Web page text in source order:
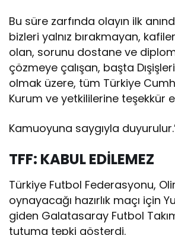
Bu süre zarfında olayın ilk
bizleri yalnız bırakmayan,
olan, sorunu dostane ve
çözmeye çalışan, başta Dışişleri
olmak üzere, tüm Türkiye
Kurum ve yetkililerine teşekkür
Kamuoyuna saygıyla
TFF: KABUL EDİLEMEZ
Türkiye Futbol Federasyonu,
oynayacağı hazırlık maçı için
giden Galatasaray Futbol
tutuma tepki gösterdi.